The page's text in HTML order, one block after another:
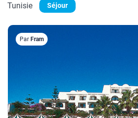
Tunisie Séjour
Par Fram